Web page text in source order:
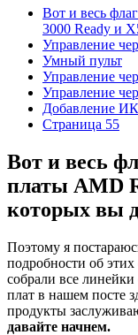
Вот и весь
3000 Ready и
Управление
Умный пульт
Управление
Управление
Добавление
Страница 55
Вот и весь
платы AMD
которых вы
Поэтому я
подробности об
собрали все
плат в нашем посте
продукты
давайте начнем.